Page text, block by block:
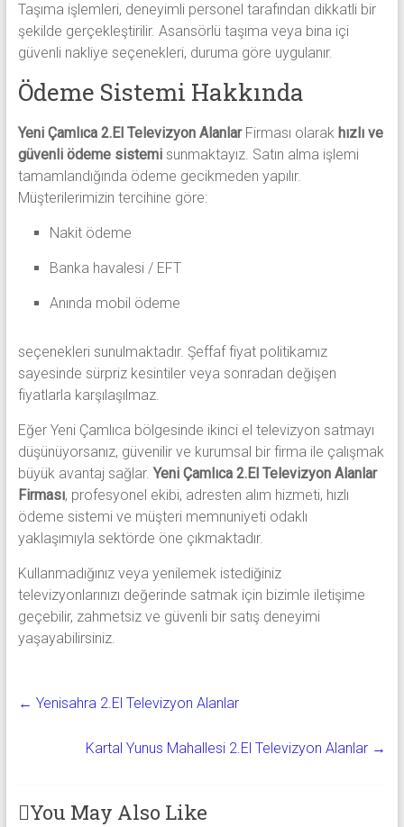
Taşıma işlemleri, deneyimli personel tarafından dikkatli bir
şekilde gerçekleştirilir. Asansörlü taşıma veya bina içi
güvenli nakliye seçenekleri, duruma göre uygulanır.
Ödeme Sistemi Hakkında
Yeni Çamlıca 2.El Televizyon AlanlarFirması olarak hızlı ve
güvenli ödeme sistemisunmaktayız. Satın alma işlemi
tamamlandığında ödeme gecikmeden yapılır.
Müşterilerimizin tercihine göre:
Nakit ödeme
Banka havalesi / EFT
Anında mobil ödeme
seçenekleri sunulmaktadır. Şeffaf fiyat politikamız
sayesinde sürpriz kesintiler veya sonradan değişen
fiyatlarla karşılaşılmaz.
Eğer Yeni Çamlıca bölgesinde ikinci el televizyon satmayı
düşünüyorsanız, güvenilir ve kurumsal bir firma ile çalışmak
büyük avantaj sağlar. Yeni Çamlıca 2.El Televizyon Alanlar
Firması, profesyonel ekibi, adresten alım hizmeti, hızlı
ödeme sistemi ve müşteri memnuniyeti odaklı
yaklaşımıyla sektörde öne çıkmaktadır.
Kullanmadığınız veya yenilemek istediğiniz
televizyonlarınızı değerinde satmak için bizimle iletişime
geçebilir, zahmetsiz ve güvenli bir satış deneyimi
yaşayabilirsiniz.
← Yenisahra 2.El Televizyon Alanlar
Kartal Yunus Mahallesi 2.El Televizyon Alanlar →
You May Also Like